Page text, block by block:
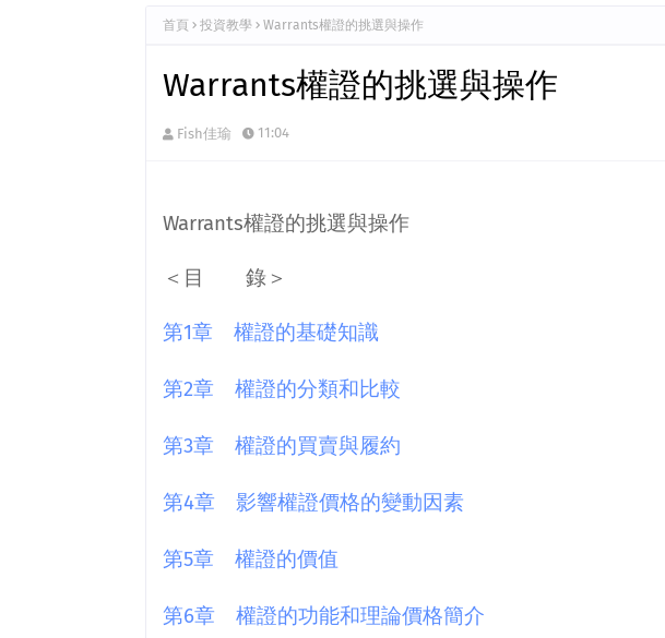
首頁 投資教學 Warrants權證的挑選與操作
Warrants權證的挑選與操作
Fish佳瑜 11:04
Warrants權證的挑選與操作
＜目 錄＞
第1章 權證的基礎知識
第2章 權證的分類和比較
第3章 權證的買賣與履約
第4章 影響權證價格的變動因素
第5章 權證的價值
第6章 權證的功能和理論價格簡介